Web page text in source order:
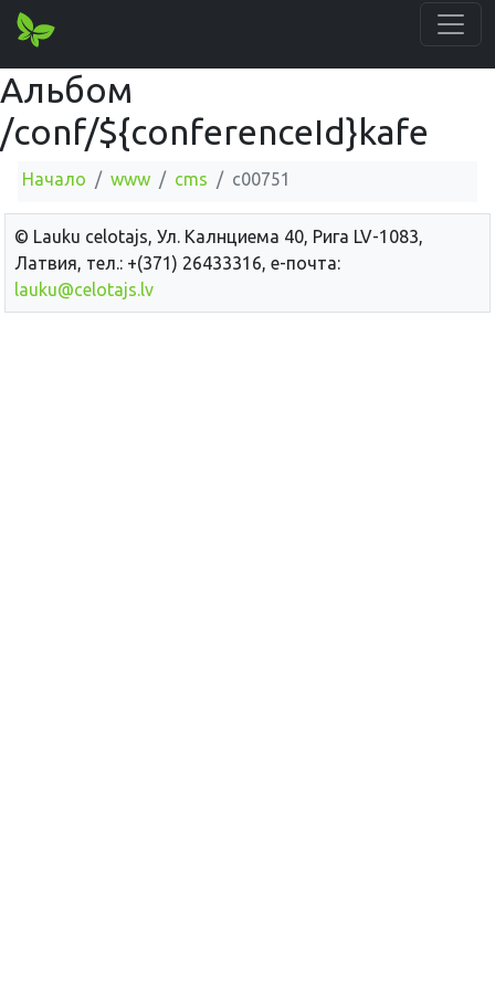
Альбом
/conf/${conferenceId}kafe
Начало www cms c00751
© Lauku сelotajs, Ул. Калнциема 40, Рига LV-1083,
Латвия, тел.: +(371) 26433316, е-почта:
lauku@celotajs.lv